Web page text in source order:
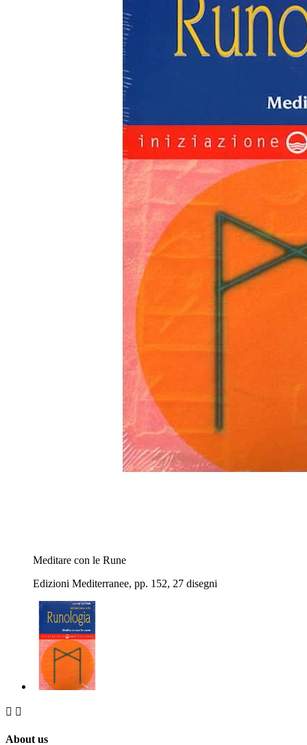
Meditare con le Rune
Edizioni Mediterranee, pp. 152, 27 disegni
 
About us